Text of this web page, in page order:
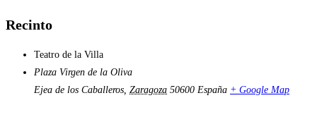
Recinto
Teatro de la Villa
Plaza Virgen de la Oliva
Ejea de los Caballeros, Zaragoza 50600 España + Google Map